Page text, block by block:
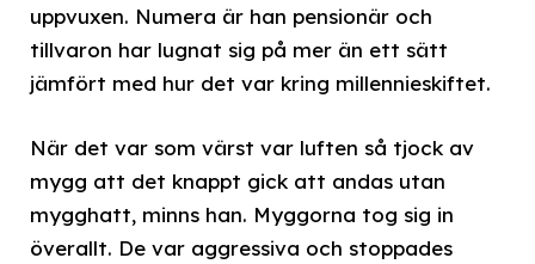
uppvuxen. Numera är han pensionär och
tillvaron har lugnat sig på mer än ett sätt
jämfört med hur det var kring millennieskiftet.
När det var som värst var luften så tjock av
mygg att det knappt gick att andas utan
mygghatt, minns han. Myggorna tog sig in
överallt. De var aggressiva och stoppades